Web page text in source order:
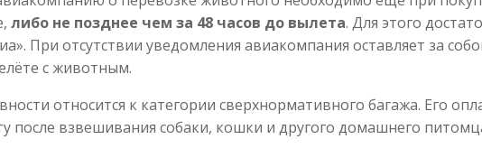
либо не позднее чем за 48 часов до вылета. Для этого
При отсутствии уведомления авиакомпания оставляет за
с животным.
относится к категории сверхнормативного багажа. Его
после взвешивания собаки, кошки и другого домашнего